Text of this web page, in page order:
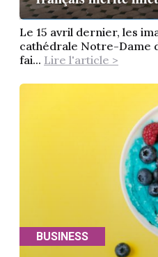
Le 15 avril dernier, les
cathédrale Notre-Dame
fai... Lire l'article >
BUSINESS